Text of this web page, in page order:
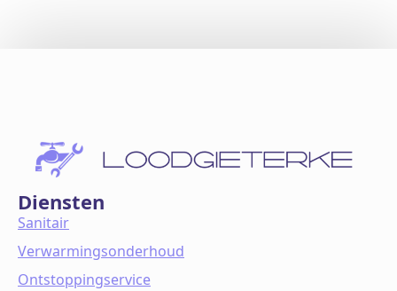
Diensten
Sanitair
Verwarmingsonderhoud
Ontstoppingservice